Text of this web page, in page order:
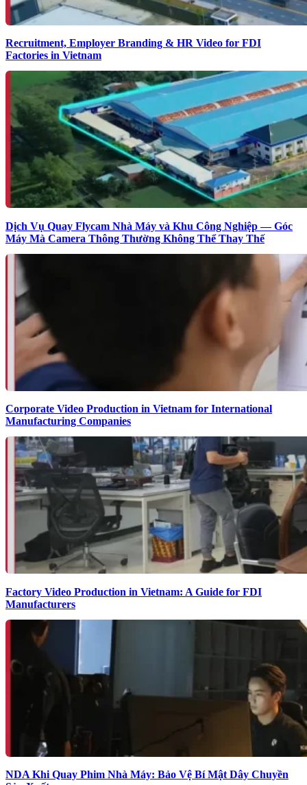
Recruitment, Employer Branding & HR Video for FDI
Factories in Vietnam
Dịch Vụ Quay Flycam Nhà Máy và Khu Công Nghiệp — Góc
Máy Mà Camera Thông Thường Không Thể Thay Thế
Corporate Video Production in Vietnam for International
Manufacturing Companies
Factory Video Production in Vietnam: A Guide for FDI
Manufacturers
NDA Khi Quay Phim Nhà Máy: Bảo Vệ Bí Mật Dây Chuyền